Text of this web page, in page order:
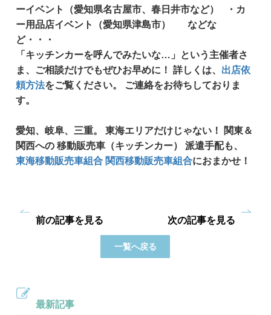
ーイベント（愛知県名古屋市、春日井市など） ・カ
ー用品店イベント（愛知県津島市） などな
ど・・・
「キッチンカーを呼んでみたいな…」という主催者さ
ま、ご相談だけでもぜひお早めに！ 詳しくは、 出店依
頼方法をご覧ください。 ご連絡をお待ちしておりま
す。
愛知、岐阜、三重。東海エリアだけじゃない！
関東＆
関西への移動販売車（キッチンカー）派遣手配も、
東海移動販売車組合 関西移動販売車組合におまかせ！
前の記事を見る
一覧へ戻る
次の記事を見る
最新記事